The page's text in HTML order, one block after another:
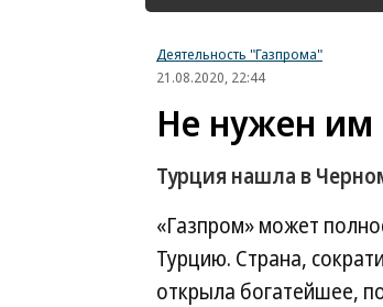
Деятельность "Газпрома"
21.08.2020, 22:44
Не нужен им
Турция нашла в
«Газпром» может
Турцию. Страна,
открыла богатейшее,